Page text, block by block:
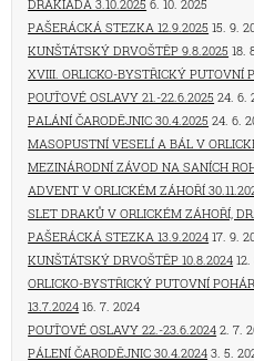
Pašerácká stezka 12.9.202515. 9.
Kunštátský drvoštěp 9.8.202518.
XVIII. Orlicko-Bystřický putovní
Pouťové oslavy 21.-22.6.202524. 6.
Palání čarodějnic 30.4.202524. 6.
Masopustní veselí a bál v
Mezinárodní závod na saních
Advent v Orlickém Záhoří
Slet draků v Orlickém Záhoří,
Pašerácká stezka 13.9.202417. 9.
Kunštátský drvoštěp 10.8.2024
Orlicko-Bystřický putovní
13.7.202416. 7. 2024
Pouťové oslavy 22.-23.6.20242. 7.
Pálení čarodějnic 30.4.20243. 5.